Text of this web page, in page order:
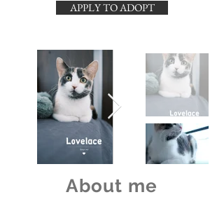
APPLY TO ADOPT
About me